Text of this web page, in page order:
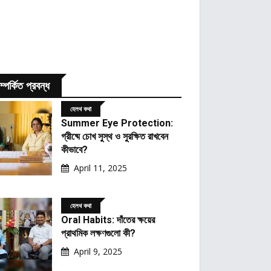
প্রবন্ধ
হেলথ কথা
Summer Eye Protection:
গ্রীষ্মে চোখ সুস্থ ও সুরক্ষিত রাখবেন
কীভাবে?
April 11, 2025
হেলথ কথা
Oral Habits: দাঁতের ক্ষয়ের
প্রাথমিক লক্ষণগুলো কী?
April 9, 2025